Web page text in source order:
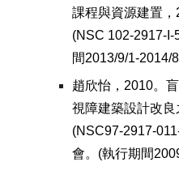
課程與資源建置
(NSC 102-2917-I-
間2013/9/1-2014/
趙欣怡，2010。
視障建築設計改
(NSC97-2917-
會。(執行期間